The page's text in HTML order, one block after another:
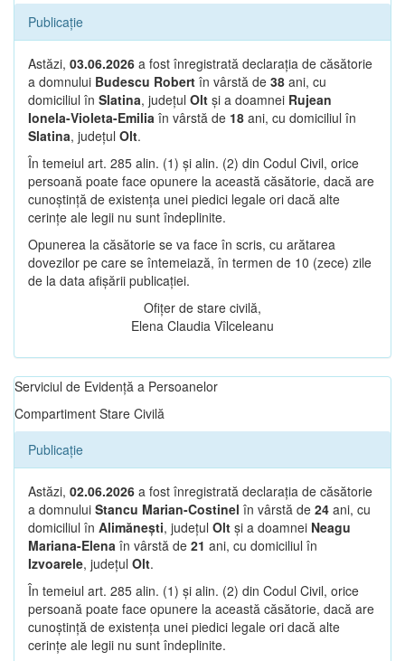
Publicație
Astăzi, 03.06.2026 a fost înregistrată declarația de căsătorie
a domnului Budescu Robert în vârstă de 38 ani, cu
domiciliul în Slatina, județul Olt și a doamnei Rujean
Ionela-Violeta-Emilia în vârstă de 18 ani, cu domiciliul în
Slatina, județul Olt.
În temeiul art. 285 alin. (1) și alin. (2) din Codul Civil, orice
persoană poate face opunere la această căsătorie, dacă are
cunoștință de existența unei piedici legale ori dacă alte
cerințe ale legii nu sunt îndeplinite.
Opunerea la căsătorie se va face în scris, cu arătarea
dovezilor pe care se întemeiază, în termen de 10 (zece) zile
de la data afișării publicației.
Ofițer de stare civilă,
Elena Claudia Vîlceleanu
Serviciul de Evidență a Persoanelor
Compartiment Stare Civilă
Publicație
Astăzi, 02.06.2026 a fost înregistrată declarația de căsătorie
a domnului Stancu Marian-Costinel în vârstă de 24 ani, cu
domiciliul în Alimănești, județul Olt și a doamnei Neagu
Mariana-Elena în vârstă de 21 ani, cu domiciliul în
Izvoarele, județul Olt.
În temeiul art. 285 alin. (1) și alin. (2) din Codul Civil, orice
persoană poate face opunere la această căsătorie, dacă are
cunoștință de existența unei piedici legale ori dacă alte
cerințe ale legii nu sunt îndeplinite.